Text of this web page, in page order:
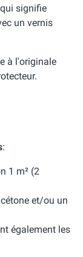
signifie
un vernis
à l'originale
:
1 m² (2
et/ou un
également les